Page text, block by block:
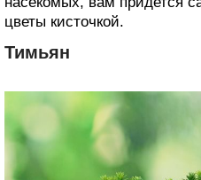
цветы кисточкой.
Тимьян